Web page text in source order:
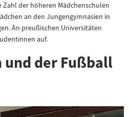
der höheren Mädchenschulen
an den Jungengymnasien in
An preußischen Universitäten
auf.
und der Fußball